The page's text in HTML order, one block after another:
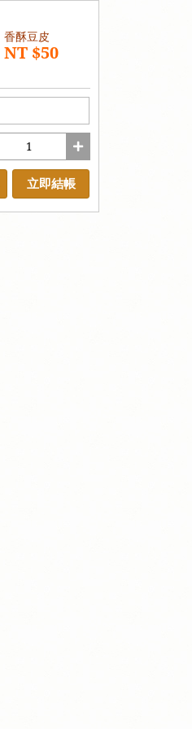
香酥豆皮
NT $50
立即結帳